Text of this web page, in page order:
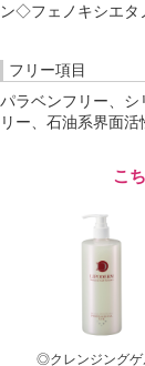
ン◇フェノキシエタ
フリー項目
パラベンフリー、
リー、石油系界面
こ
◎クレンジングゲ